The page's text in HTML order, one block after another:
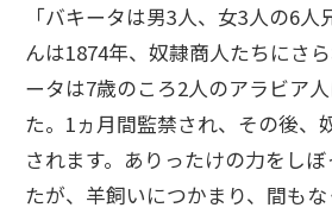
「バキータは男3人、女3人の6
んは1874年、奴隷商人たちにさ
ータは7歳のころ2人のアラビア
た。1ヵ月間監禁され、その後、
されます。ありったけの力をし
たが、羊飼いにつかまり、間も